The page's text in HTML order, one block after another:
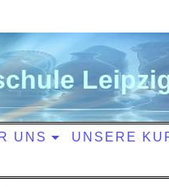
L
UNS UNSERE